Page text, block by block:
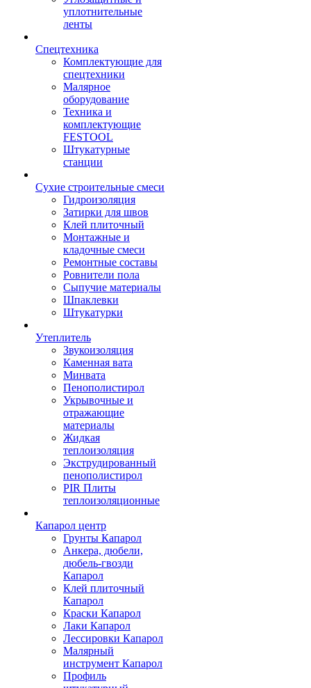
уплотнительные
ленты
Спецтехника
Комплектующие для
спецтехники
Малярное
оборудование
Техника и
комплектующие
FESTOOL
Штукатурные
станции
Сухие строительные смеси
Гидроизоляция
Затирки для швов
Клей плиточный
Монтажные и
кладочные смеси
Ремонтные составы
Ровнители пола
Сыпучие материалы
Шпаклевки
Штукатурки
Утеплитель
Звукоизоляция
Каменная вата
Минвата
Пенополистирол
Укрывочные и
отражающие
материалы
Жидкая
теплоизоляция
Экструдированный
пенополистирол
PIR Плиты
теплоизоляционные
Капарол центр
Грунты Капарол
Анкера, дюбели,
дюбель-гвозди
Капарол
Клей плиточный
Капарол
Краски Капарол
Лаки Капарол
Лессировки Капарол
Малярный
инструмент Капарол
Профиль